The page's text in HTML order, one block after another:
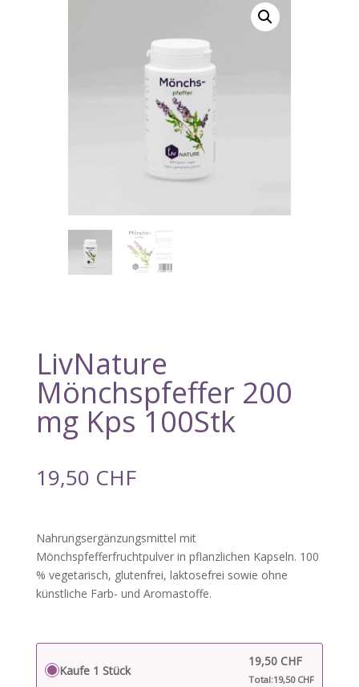
LivNature
Mönchspfeffer 200
mg Kps 100Stk
19,50 CHF
Nahrungsergänzungsmittel mit
Mönchspfefferfruchtpulver in pflanzlichen Kapseln. 100
% vegetarisch, glutenfrei, laktosefrei sowie ohne
künstliche Farb- und Aromastoffe.
Kaufe 1 Stück
19,50 CHF
Total:19,50 CHF